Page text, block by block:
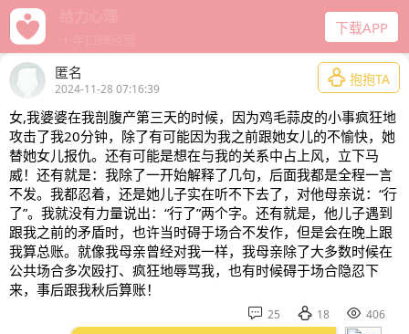
下载APP
匿名
2024-11-28 07:16:39
 抱抱TA
女,我婆婆在我剖腹产第三天的时候，因为鸡毛蒜皮的小事疯狂地
攻击了我20分钟，除了有可能因为我之前跟她女儿的不愉快，她
替她女儿报仇。还有可能是想在与我的关系中占上风，立下马
威！还有就是：我除了一开始解释了几句，后面我都是全程一言
不发。我都忍着，还是她儿子实在听不下去了，对他母亲说：“行
了”。我就没有力量说出：“行了”两个字。还有就是，他儿子遇到
跟我之前的矛盾时，也许当时碍于场合不发作，但是会在晚上跟
我算总账。就像我母亲曾经对我一样，我母亲除了大多数时候在
公共场合多次殴打、疯狂地辱骂我，也有时候碍于场合隐忍下
来，事后跟我秋后算账！
 25  18  406